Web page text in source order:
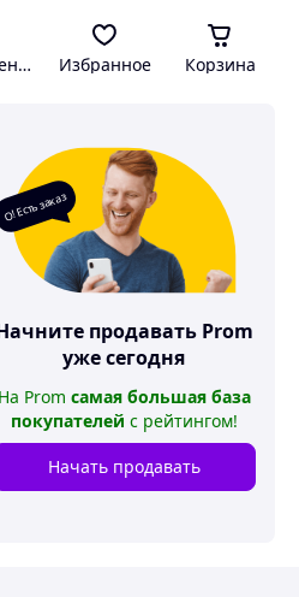
Избранное Корзина
О! Есть заказ
продавать Prom
уже сегодня
На Prom самая большая база
покупателей с рейтингом!
Начать продавать